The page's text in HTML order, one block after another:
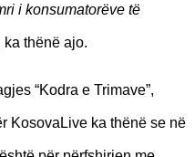
i konsumatorëve të
ka thënë ajo.
“Kodra e Trimave”,
KosovaLive ka thënë se në